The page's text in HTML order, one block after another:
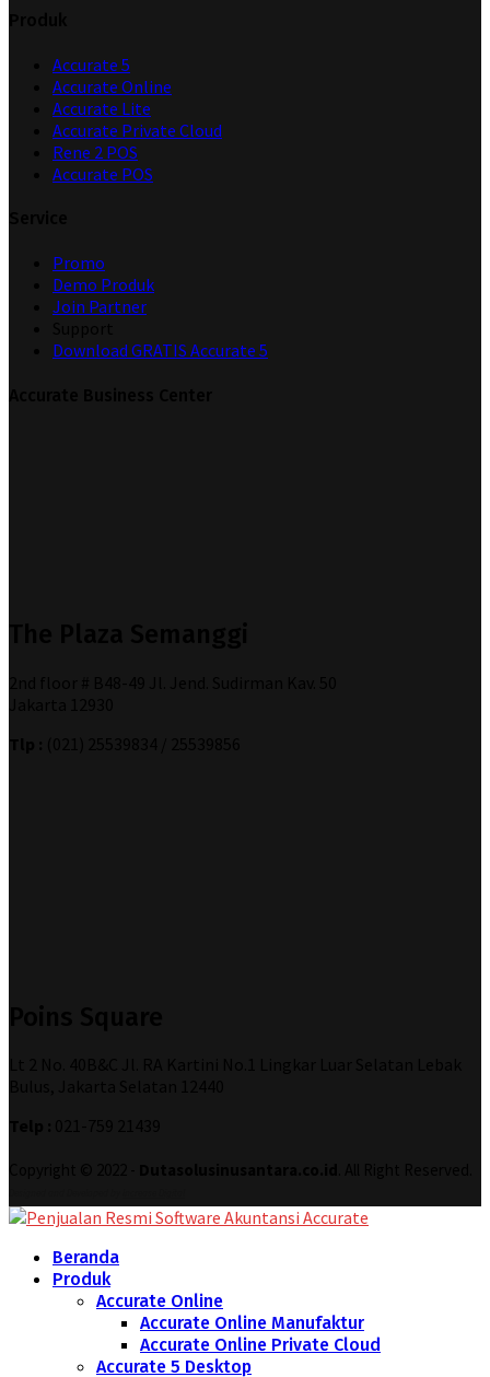
Accurate 5
Accurate Online
Accurate Lite
Accurate Private Cloud
Rene 2 POS
Accurate POS
Promo
Demo Produk
Join Partner
Download GRATIS Accurate 5
Beranda
Produk
Accurate Online
Accurate Online Manufaktur
Accurate Online Private Cloud
Accurate 5 Desktop